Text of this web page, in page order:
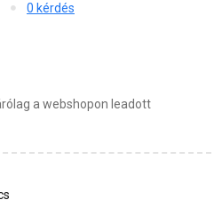
0 kérdés
a webshopon leadott